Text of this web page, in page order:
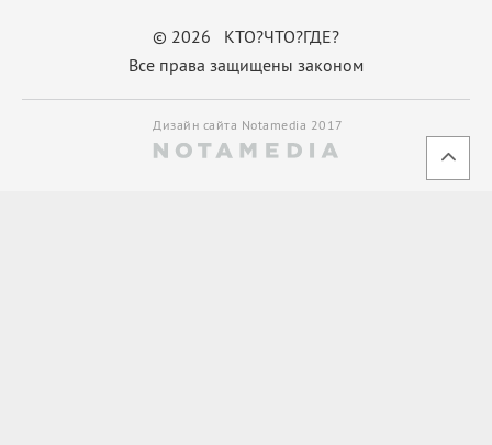
© 2026 КТО?ЧТО?ГДЕ?
Все права защищены законом
Дизайн сайта Notamedia 2017